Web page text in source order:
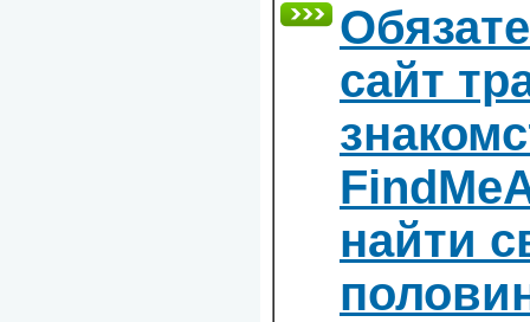
сайт
найти